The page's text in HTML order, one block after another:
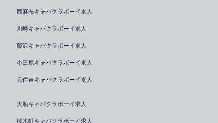
西麻布キャバクラボーイ求人
川崎キャバクラボーイ求人
藤沢キャバクラボーイ求人
小田原キャバクラボーイ求人
元住吉キャバクラボーイ求人
大船キャバクラボーイ求人
桜木町キャバクラボーイ求人